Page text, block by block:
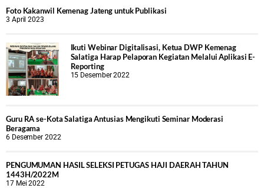
Foto Kakanwil Kemenag Jateng untuk Publikasi
3 April 2023
Ikuti Webinar Digitalisasi, Ketua DWP Kemenag
Salatiga Harap Pelaporan Kegiatan Melalui Aplikasi E-
Reporting
15 Desember 2022
Guru RA se-Kota Salatiga Antusias Mengikuti Seminar Moderasi
Beragama
6 Desember 2022
PENGUMUMAN HASIL SELEKSI PETUGAS HAJI DAERAH TAHUN
1443H/2022M
17 Mei 2022